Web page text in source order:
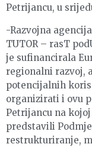
Petrijancu, u
-Razvojna
TUTOR – rasT
je sufinancirala
regionalni razvoj,
potencijalnih
organizirati i ovu
Petrijancu na
predstavili
restrukturiranje,